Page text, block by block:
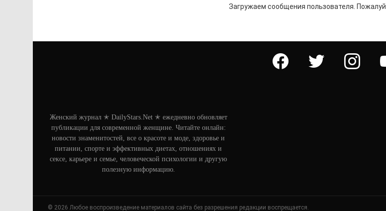
Загружаем сообщения пользователя.
facebook twitter instagram
Женский журнал ✭ DailyStars.Net ✭ ежедневно обновляет
публикации для современной женщине. Читайте онлайн:
новости знаменитостей, все о красоте и моде, здоровье и
питании, спорте и эффективных диетах, отношениях и
сексе, карьере и семье, человеческой психологии и другую
полезную информацию.
© 2026 Любое воспроизведение материалов сайта без разрешения редакции воспрещается.